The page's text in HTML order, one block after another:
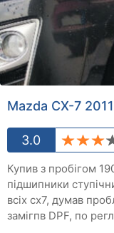
Mazda CX-7 2011
3.0
Купив з пробігом 190,
підшипники
всіх сх7, думав проблем не буде більше але , виліз чек і
замігпв DPF, по